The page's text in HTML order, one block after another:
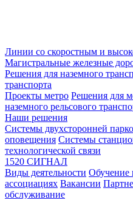
Линии со скоростным и
Магистральные железные
Решения для наземного
транспорта
Проекты метро Решения для
наземного рельсового
Наши решения
Системы двухсторонней
оповещения Системы
технологической связи
1520 СИГНАЛ
Виды деятельности Обучение
ассоциациях Вакансии
обслуживание